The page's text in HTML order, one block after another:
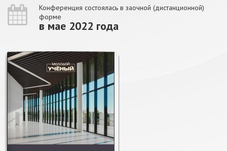
Конференция состоялась в заочной (дистанционной)
форме
в мае 2022 года